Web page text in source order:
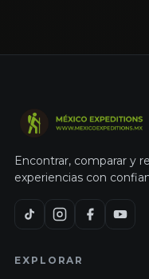
Encontrar, comparar y
experiencias con
EXPLORAR